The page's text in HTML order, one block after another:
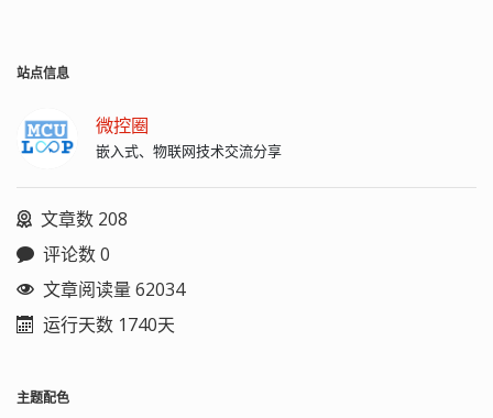
打 T 标记的是真正的开漏脚，不具备推
使用时需要特别注意。 2、读
TIMx_CNTR 要分别读 TIMx_CNTRH 和
TIMx_CNTRL（分别读 TIMx_CNTRL 和
明明 TIMx_CNTR 的值是 829，偏偏赋值
总是有问题，运行几次就好了，复位后
现象依旧，但分别读 TIMx_CNTRH 和
TIMx_CNTRL 并赋值给变量就正常，连续
读两次 TIMx_CNTR 也是正常的。 3、关
关联时： （1）当中断函数直接使用（编
译器自动产生汇编代码）他们时，会被
站点信息
微控圈
嵌入式、物联网技术交流分享
文章数 208
评论数 0
文章阅读量 62034
运行天数 1740天
主题配色